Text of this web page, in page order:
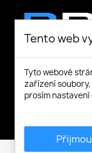
Tento web
Tyto webové
zařízení
prosím